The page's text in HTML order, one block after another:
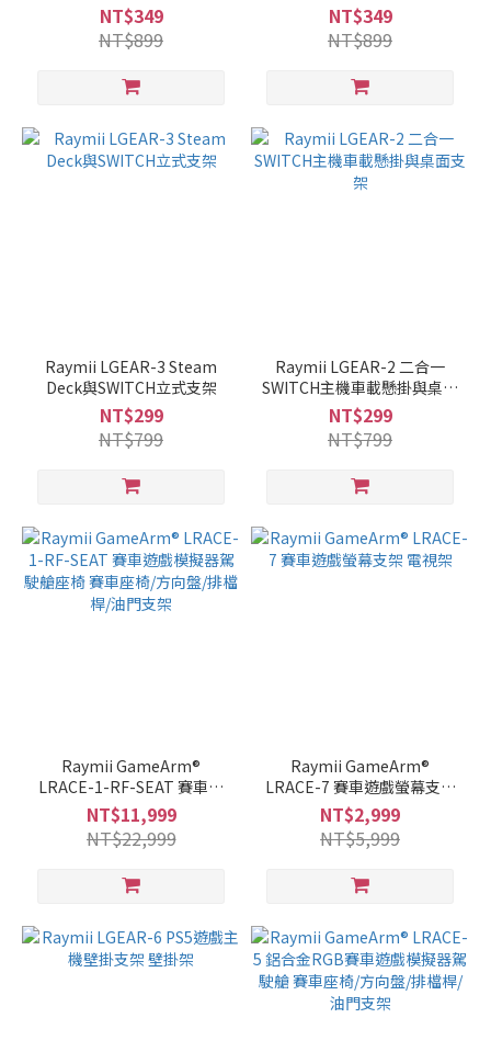
NT$349
NT$899
NT$349
NT$899
Raymii LGEAR-3 Steam
Deck與SWITCH立式支架
NT$299
NT$799
Raymii LGEAR-2 二合一
SWITCH主機車載懸掛與桌面
支架
NT$299
NT$799
Raymii GameArm®
LRACE-1-RF-SEAT 賽車遊
戲模擬器駕駛艙座椅 賽車座
椅/方向盤/排檔桿/油門支架
NT$11,999
NT$22,999
Raymii GameArm®
LRACE-7 賽車遊戲螢幕支架
電視架
NT$2,999
NT$5,999